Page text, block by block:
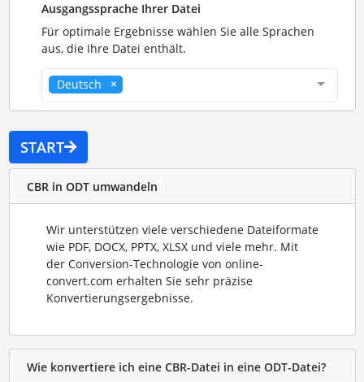
Ausgangssprache Ihrer Datei
Für optimale Ergebnisse wählen Sie alle Sprachen
aus, die Ihre Datei enthält.
Deutsch
START
CBR in ODT umwandeln
Wir unterstützen viele verschiedene Dateiformate
wie PDF, DOCX, PPTX, XLSX und viele mehr. Mit
der Conversion-Technologie von online-
convert.com erhalten Sie sehr präzise
Konvertierungsergebnisse.
Wie konvertiere ich eine CBR-Datei in eine ODT-Datei?